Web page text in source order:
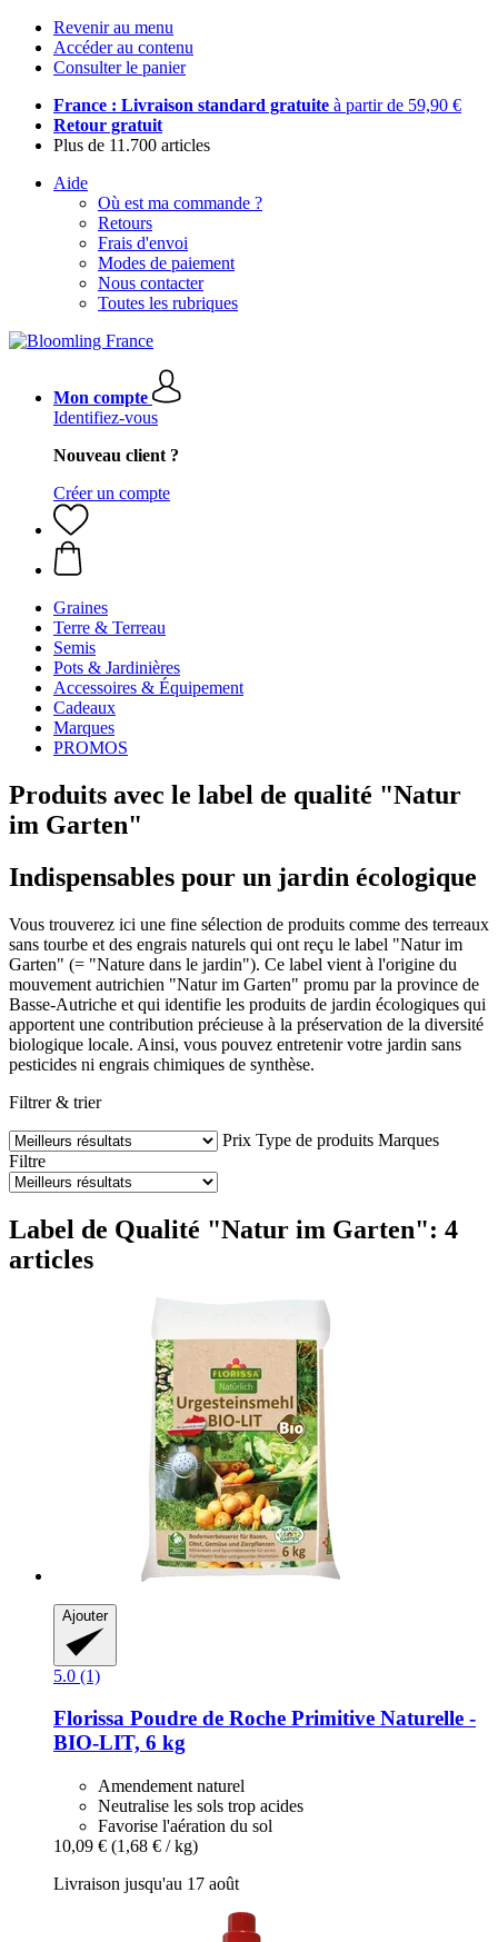
Revenir au menu
Accéder au contenu
Consulter le panier
France : Livraison standard gratuite à partir de 59,90 €
Retour gratuit
Plus de 11.700 articles
Aide
Où est ma commande ?
Retours
Frais d'envoi
Modes de paiement
Nous contacter
Toutes les rubriques
Mon compte
Identifiez-vous
Nouveau client ?
Créer un compte
Graines
Terre & Terreau
Semis
Pots & Jardinières
Accessoires & Équipement
Cadeaux
Marques
PROMOS
Produits avec le label de qualité "Natur
im Garten"
Indispensables pour un jardin écologique
Vous trouverez ici une fine sélection de produits comme des terreaux
sans tourbe et des engrais naturels qui ont reçu le label "Natur im
Garten" (= "Nature dans le jardin"). Ce label vient à l'origine du
mouvement autrichien "Natur im Garten" promu par la province de
Basse-Autriche et qui identifie les produits de jardin écologiques qui
apportent une contribution précieuse à la préservation de la diversité
biologique locale. Ainsi, vous pouvez entretenir votre jardin sans
pesticides ni engrais chimiques de synthèse.
Filtrer & trier
Prix Type de produits Marques
Filtre
Label de Qualité "Natur im Garten": 4
articles
Ajouter
5.0 (1)
Florissa Poudre de Roche Primitive Naturelle -​
BIO-​LIT, 6 kg
Amendement naturel
Neutralise les sols trop acides
Favorise l'aération du sol
10,09 € (1,68 € / kg)
Livraison jusqu'au 17 août